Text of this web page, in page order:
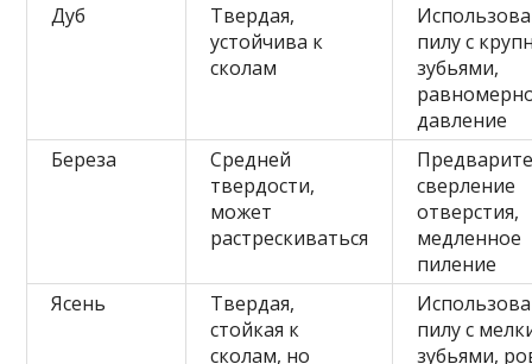
Дуб
Твердая,
устойчива к
сколам
пилу с
зубьями,
давление
Береза
Средней
твердости,
может
растрескиваться
сверление
отверстия,
медленное
пиление
Ясень
Твердая,
стойкая к
сколам, но
пилу с
зубьями,